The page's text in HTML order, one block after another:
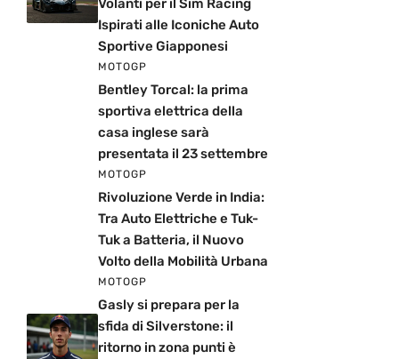
Volanti per il Sim Racing
Ispirati alle Iconiche Auto
Sportive Giapponesi
MOTOGP
Bentley Torcal: la prima
sportiva elettrica della
casa inglese sarà
presentata il 23 settembre
MOTOGP
Rivoluzione Verde in India:
Tra Auto Elettriche e Tuk-
Tuk a Batteria, il Nuovo
Volto della Mobilità Urbana
MOTOGP
Gasly si prepara per la
sfida di Silverstone: il
ritorno in zona punti è